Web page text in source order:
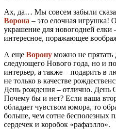
Ах, да… Мы совсем забыли
Ворона – это елочная игрушка!
украшение для новогодней елки
интересное, поражающее
А еще Ворону можно не прятать
следующего Нового года, но и
интерьер, а также – подарить в
не только в качестве
День рождения – отлично. День
Почему бы и нет? Если ваша
обладает чувством юмора, то
больше, чем сотне бесполезных
сердечек и коробок «рафаэлло».